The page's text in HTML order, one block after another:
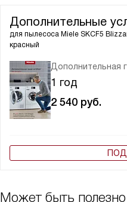
Дополнительные
для пылесоса Miele SKCF5
красный
Дополнительная
1 год
2 540 руб.
Может быть полезно